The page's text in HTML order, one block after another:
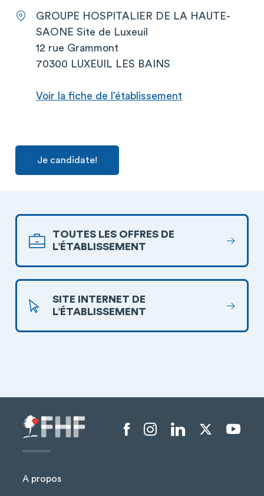
GROUPE HOSPITALIER DE LA HAUTE-
SAONE Site de Luxeuil
12 rue Grammont
70300 LUXEUIL LES BAINS
Voir la fiche de l’établissement
Je candidate!
TOUTES LES OFFRES DE
L’ÉTABLISSEMENT
SITE INTERNET DE
L’ÉTABLISSEMENT
A propos
Menu liens sociaux